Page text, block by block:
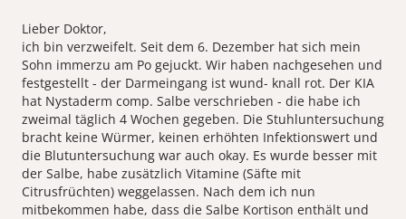
Lieber Doktor,
ich bin verzweifelt. Seit dem 6. Dezember hat sich mein
Sohn immerzu am Po gejuckt. Wir haben nachgesehen und
festgestellt - der Darmeingang ist wund- knall rot. Der KIA
hat Nystaderm comp. Salbe verschrieben - die habe ich
zweimal täglich 4 Wochen gegeben. Die Stuhluntersuchung
bracht keine Würmer, keinen erhöhten Infektionswert und
die Blutuntersuchung war auch okay. Es wurde besser mit
der Salbe, habe zusätzlich Vitamine (Säfte mit
Citrusfrüchten) weggelassen. Nach dem ich nun
mitbekommen habe, dass die Salbe Kortison enthält und